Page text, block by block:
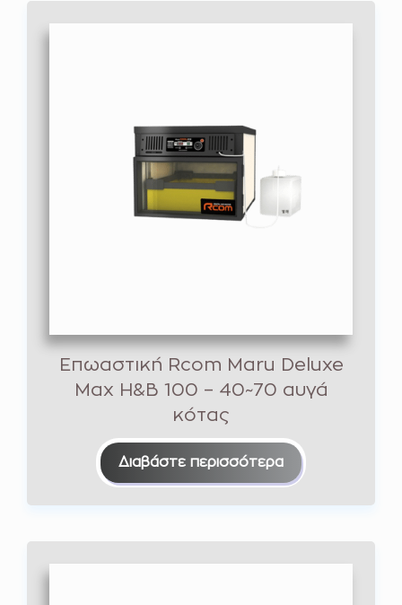
Επωαστική Rcom Maru Deluxe
Max H&B 100 – 40~70 αυγά
κότας
Διαβάστε περισσότερα